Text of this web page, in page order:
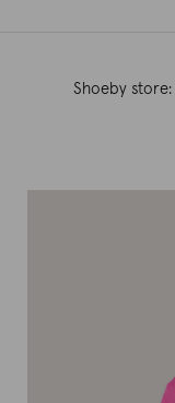
Shoeby store: